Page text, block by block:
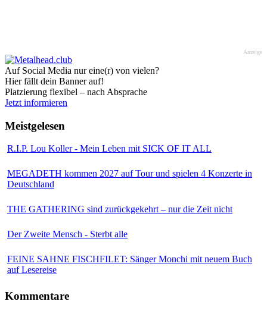
Anzeige
Auf Social Media nur eine(r) von vielen?
Hier fällt dein Banner auf!
Platzierung flexibel – nach Absprache
Jetzt informieren
Meistgelesen
R.I.P. Lou Koller - Mein Leben mit SICK OF IT ALL
MEGADETH kommen 2027 auf Tour und spielen 4 Konzerte in
Deutschland
THE GATHERING sind zurückgekehrt – nur die Zeit nicht
Der Zweite Mensch - Sterbt alle
FEINE SAHNE FISCHFILET: Sänger Monchi mit neuem Buch
auf Lesereise
Kommentare